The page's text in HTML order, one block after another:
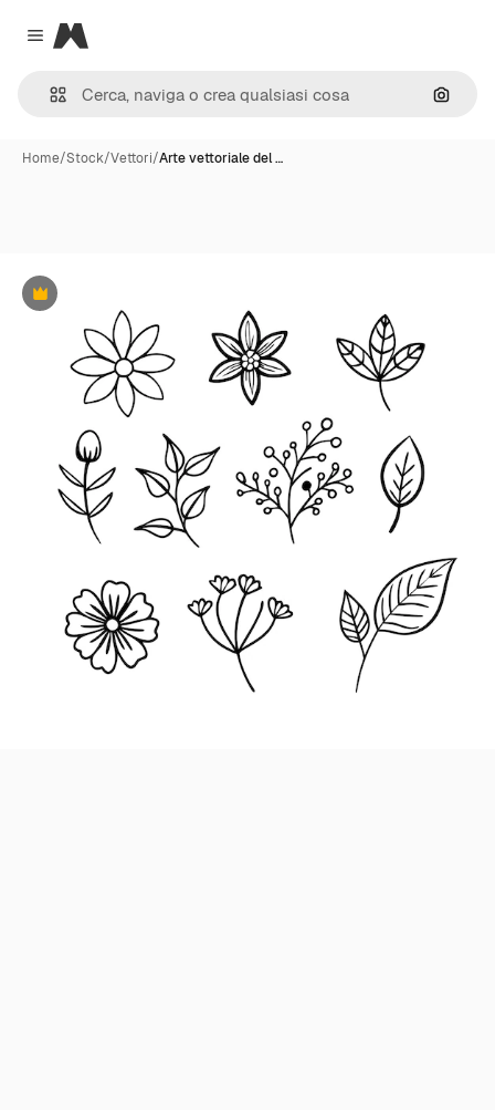
Close menu
Magnific
Cerca
Home/Stock/Vettori/Arte vettoriale del …
Premium